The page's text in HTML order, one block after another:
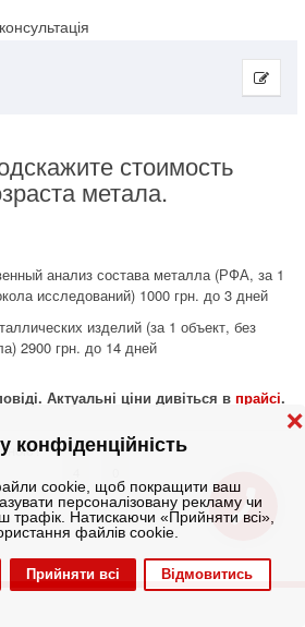
конфіденційність
cookie, щоб покращити ваш
персоналізовану рекламу чи
трафік. Натискаючи «Прийняти всі»,
файлів cookie.
Прийняти всі Відмовитись
❌
стоимость
метала.
анализ состава металла (РФА, за 1
исследований) 1000 грн. до 3 дней
изделий (за 1 объект, без
2900 грн. до 14 дней
Актуальні ціни дивіться в прайсі.